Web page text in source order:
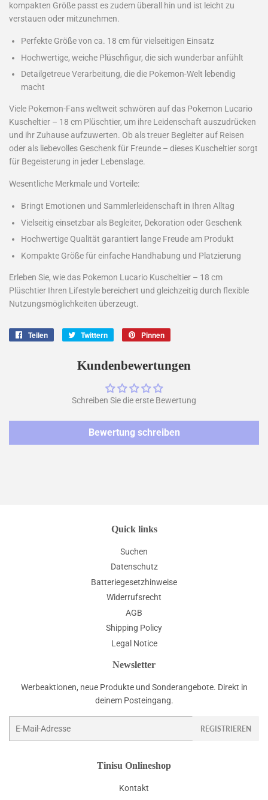
kompakten Größe passt es zudem überall hin und ist leicht zu
verstauen oder mitzunehmen.
Perfekte Größe von ca. 18 cm für vielseitigen Einsatz
Hochwertige, weiche Plüschfigur, die sich wunderbar anfühlt
Detailgetreue Verarbeitung, die die Pokemon-Welt lebendig
macht
Viele Pokemon-Fans weltweit schwören auf das Pokemon Lucario
Kuscheltier – 18 cm Plüschtier, um ihre Leidenschaft auszudrücken
und ihr Zuhause aufzuwerten. Ob als treuer Begleiter auf Reisen
oder als liebevolles Geschenk für Freunde – dieses Kuscheltier sorgt
für Begeisterung in jeder Lebenslage.
Wesentliche Merkmale und Vorteile:
Bringt Emotionen und Sammlerleidenschaft in Ihren Alltag
Vielseitig einsetzbar als Begleiter, Dekoration oder Geschenk
Hochwertige Qualität garantiert lange Freude am Produkt
Kompakte Größe für einfache Handhabung und Platzierung
Erleben Sie, wie das Pokemon Lucario Kuscheltier – 18 cm
Plüschtier Ihren Lifestyle bereichert und gleichzeitig durch flexible
Nutzungsmöglichkeiten überzeugt.
Teilen Twittern
twittern
Pinnen
pinnen
Kundenbewertungen
Schreiben Sie die erste Bewertung
Bewertung schreiben
Quick links
Suchen
Datenschutz
Batteriegesetzhinweise
Widerrufsrecht
AGB
Shipping Policy
Legal Notice
Newsletter
Werbeaktionen, neue Produkte und Sonderangebote. Direkt in
deinem Posteingang.
REGISTRIEREN
Tinisu Onlineshop
Kontakt